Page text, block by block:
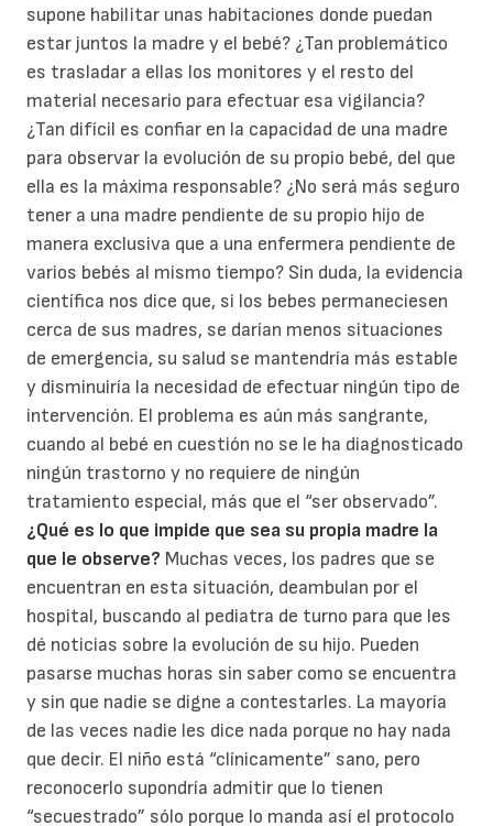
supone habilitar unas habitaciones donde puedan
estar juntos la madre y el bebé? ¿Tan problemático
es trasladar a ellas los monitores y el resto del
material necesario para efectuar esa vigilancia?
¿Tan difícil es confiar en la capacidad de una madre
para observar la evolución de su propio bebé, del que
ella es la máxima responsable? ¿No será más seguro
tener a una madre pendiente de su propio hijo de
manera exclusiva que a una enfermera pendiente de
varios bebés al mismo tiempo? Sin duda, la evidencia
científica nos dice que, si los bebes permaneciesen
cerca de sus madres, se darían menos situaciones
de emergencia, su salud se mantendría más estable
y disminuiría la necesidad de efectuar ningún tipo de
intervención. El problema es aún más sangrante,
cuando al bebé en cuestión no se le ha diagnosticado
ningún trastorno y no requiere de ningún
tratamiento especial, más que el “ser observado”.
¿Qué es lo que impide que sea su propia madre la
que le observe? Muchas veces, los padres que se
encuentran en esta situación, deambulan por el
hospital, buscando al pediatra de turno para que les
dé noticias sobre la evolución de su hijo. Pueden
pasarse muchas horas sin saber como se encuentra
y sin que nadie se digne a contestarles. La mayoría
de las veces nadie les dice nada porque no hay nada
que decir. El niño está “clínicamente” sano, pero
reconocerlo supondría admitir que lo tienen
“secuestrado” sólo porque lo manda así el protocolo